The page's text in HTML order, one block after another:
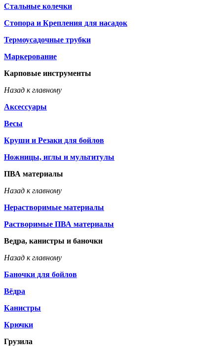
Стальные колечки
Стопора и Крепления для насадок
Термоусадочные трубки
Маркерование
Карповые инструменты
Назад к главному
Аксессуары
Весы
Круши и Резаки для бойлов
Ножницы, иглы и мультитулы
ПВА материалы
Назад к главному
Нерастворимые материалы
Растворимые ПВА материалы
Ведра, канистры и баночки
Назад к главному
Баночки для бойлов
Вёдра
Канистры
Крючки
Грузила